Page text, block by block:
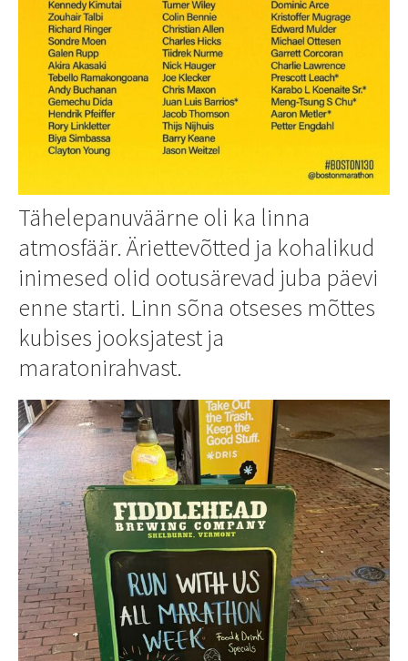
Tähelepanuväärne oli ka linna
atmosfäär. Äriettevõtted ja kohalikud
inimesed olid ootusärevad juba päevi
enne starti. Linn sõna otseses mõttes
kubises jooksjatest ja
maratonirahvast.